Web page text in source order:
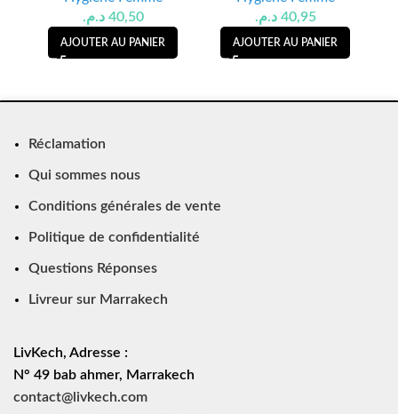
40,50 د.م.
AJOUTER AU PANIER
40,95 د.م.
AJOUTER AU PANIER
Réclamation
Qui sommes nous
Conditions générales de vente
Politique de confidentialité
Questions Réponses
Livreur sur Marrakech
LivKech, Adresse :
N° 49 bab ahmer, Marrakech
contact@livkech.com